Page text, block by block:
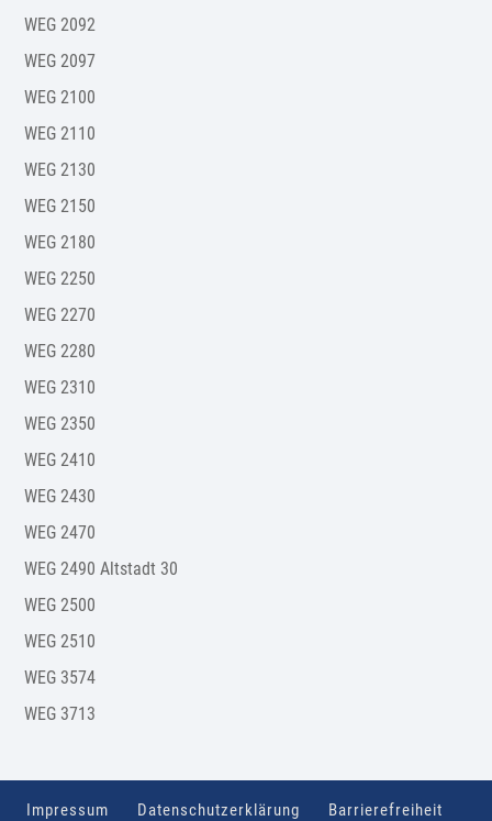
WEG 2092
WEG 2097
WEG 2100
WEG 2110
WEG 2130
WEG 2150
WEG 2180
WEG 2250
WEG 2270
WEG 2280
WEG 2310
WEG 2350
WEG 2410
WEG 2430
WEG 2470
WEG 2490 Altstadt 30
WEG 2500
WEG 2510
WEG 3574
WEG 3713
Impressum Datenschutzerklärung Barrierefreiheit